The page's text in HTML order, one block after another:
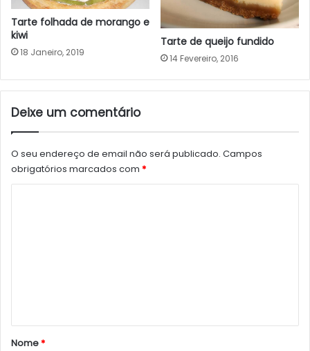
Tarte folhada de morango e
kiwi
18 Janeiro, 2019
Tarte de queijo fundido
14 Fevereiro, 2016
Deixe um comentário
O seu endereço de email não será publicado. Campos
obrigatórios marcados com *
r
Nome*